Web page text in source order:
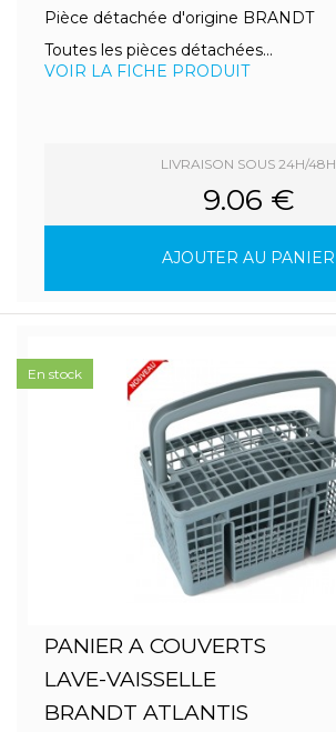
Pièce détachée d'origine BRANDT
Toutes les pièces détachées...
VOIR LA FICHE PRODUIT
LIVRAISON SOUS 24H/48H
9.06 €
AJOUTER AU PANIER
PANIER A COUVERTS
LAVE-VAISSELLE
BRANDT ATLANTIS
En stock